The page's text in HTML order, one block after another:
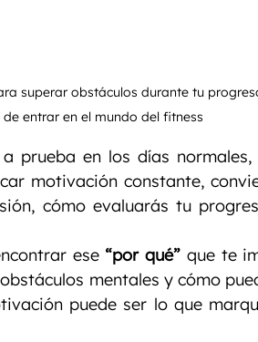
superar obstáculos durante tu
entrar en el mundo del fitness
prueba en los días
motivación constante,
cómo evaluarás tu
ese “por qué” que te
mentales y cómo
puede ser lo que